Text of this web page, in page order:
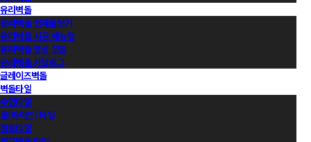
유리벽돌
유리벽돌 전제품보기
유리벽돌 시공 매뉴얼
유리벽돌 영상 모음
유리벽돌 카달로그
글레이즈벽돌
벽돌타일
수입타일
롱(와이드) 타일
점토타일